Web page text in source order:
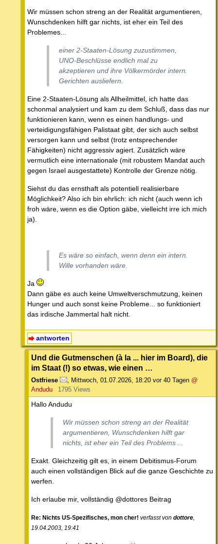
Wir müssen schon streng an der Realität argumentieren,
Wunschdenken hilft gar nichts, ist eher ein Teil des
Problemes...
einer 2-Staaten-Lösung zuzustimmen,
UNO-Beschlüsse endlich mal zu
akzeptieren und ihre Völkermörder intern.
Gerichten ausliefern.
Eine 2-Staaten-Lösung als Allheilmittel, ich hatte das
schonmal analysiert und kam zu dem Schluß, dass das nur
funktionieren kann, wenn es einen handlungs- und
verteidigungsfähigen Palistaat gibt, der sich auch selbst
versorgen kann und selbst (trotz entsprechender
Fähigkeiten) nicht aggressiv agiert. Zusätzlich wäre
vermutlich eine internationale (mit robustem Mandat auch
gegen Israel ausgestattete) Kontrolle der Grenze nötig.
Siehst du das ernsthaft als potentiell realisierbare
Möglichkeit? Also ich bin ehrlich: ich nicht (auch wenn ich
froh wäre, wenn es die Option gäbe, vielleicht irre ich mich
ja).
Es wäre so einfach, wenn denn ein intern.
Wille vorhanden wäre.
Ja
Dann gäbe es auch keine Umweltverschmutzung, keinen
Hunger und auch sonst keine Probleme... so funktioniert
das irdische Jammertal halt nicht.
antworten
Und die Gutmenschen (à la ... hier im Board), die
im Staat (!) so etwas, wie einen …
Ostfriese Mittwoch, 01.07.2026, 18:20 vor 40 Tagen @
Andudu
1795 Views
Hallo Andudu
Wir müssen schon streng an der Realität
argumentieren, Wunschdenken hilft gar
nichts, ist eher ein Teil des Problems ...
Exakt. Gleichzeitig gilt es, in einem Debitismus-Forum
auch einen vollständigen Blick auf die ganze Geschichte zu
werfen.
Ich erlaube mir, vollständig @dottores Beitrag
Re: Nichts US-Spezifisches, mon cher! verfasst von dottore
19.04.2003, 19:41